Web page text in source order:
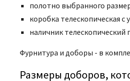
полотно выбранного
коробка телескопическая
наличник телескопический
Фурнитура и доборы - в
Размеры доборов,